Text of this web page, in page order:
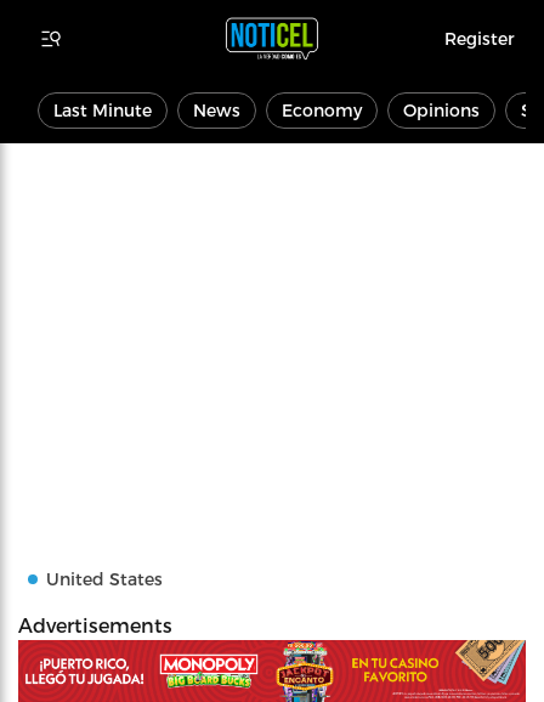
Register
Last Minute News Economy Opinions
United States
Advertisements